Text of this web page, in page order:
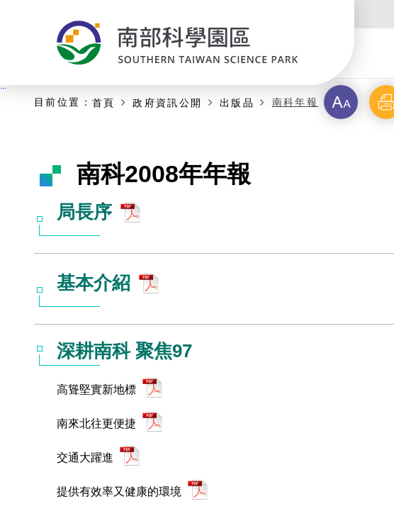
主要內容開始
:::
目前位置： 首頁 政府資訊公開 出版品 南科年報 字 列
南科2008年年報
局長序
基本介紹
深耕南科 聚焦97
高聳堅實新地標
南來北往更便捷
交通大躍進
提供有效率又健康的環境